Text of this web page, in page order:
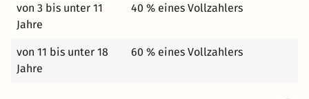
von 3 bis unter 11
Jahre
40 % eines Vollzahlers
von 11 bis unter 18
Jahre
60 % eines Vollzahlers